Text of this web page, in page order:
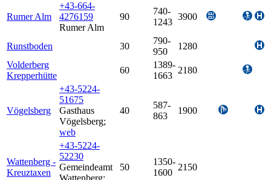
Rumer Alm
+43-664-
4276159
Rumer Alm
90
740-
1243
3900
Runstboden 30
790-
950
1280
Volderberg
Krepperhütte
60
1389-
1663
2180
Vögelsberg
+43-5224-
51675
Gasthaus
Vögelsberg;
web
40
587-
863
1900
Wattenberg -
Kreuztaxen
+43-5224-
52230
Gemeindeamt
50
1350-
1600
2150